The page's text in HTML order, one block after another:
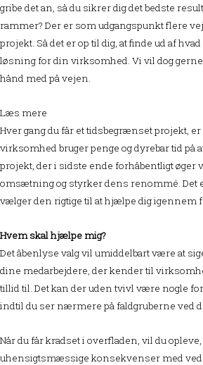
gribe det an, så du sikrer dig det bedste
rammer? Der er som udgangspunkt flere
projekt. Så det er op til dig, at finde ud af
løsning for din virksomhed. Vi vil dog
hånd med på vejen.
Læs mere
Hver gang du får et tidsbegrænset projekt,
virksomhed bruger penge og dyrebar tid på
projekt, der i sidste ende forhåbentligt øger
omsætning og styrker dens renommé. Det
vælger den rigtige til at hjælpe dig igennem
Hvem skal hjælpe mig?
Det åbenlyse valg vil umiddelbart være at
dine medarbejdere, der kender til
tillid til. Det kan der uden tvivl være nogle
indtil du ser nærmere på faldgruberne ved
Når du får kradset i overfladen, vil du
uhensigtsmæssige konsekvenser med ved